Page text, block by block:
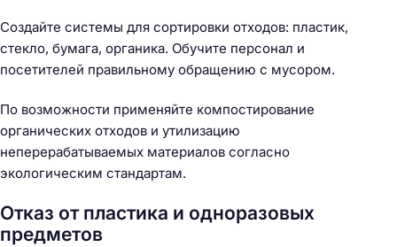
Создайте системы для сортировки отходов: пластик,
стекло, бумага, органика. Обучите персонал и
посетителей правильному обращению с мусором.
По возможности применяйте компостирование
органических отходов и утилизацию
неперерабатываемых материалов согласно
экологическим стандартам.
Отказ от пластика и одноразовых
предметов